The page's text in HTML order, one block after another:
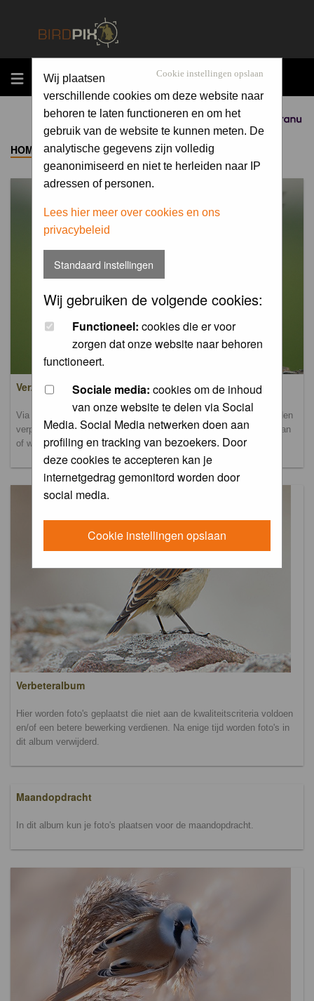
MENU
Sponsored by
Cookie instellingen opslaan
Wij plaatsen
verschillende cookies om deze website naar
behoren te laten functioneren en om het
gebruik van de website te kunnen meten. De
analytische gegevens zijn volledig
geanonimiseerd en niet te herleiden naar IP
adressen of personen.
Lees hier meer over cookies en ons
privacybeleid
Standaard instellingen
Wij gebruiken de volgende cookies:
Functioneel: cookies die er voor
zorgen dat onze website naar behoren
functioneert.
Sociale media: cookies om de inhoud
van onze website te delen via Social
Media. Social Media netwerken doen aan
profiling en tracking van bezoekers. Door
deze cookies te accepteren kan je
internetgedrag gemonitord worden door
social media.
Cookie instellingen opslaan
HOME ->ALBUM
Verzamel- en uploadalbum
Via dit album kun je foto's uploaden. Onderscheidende foto's worden
verplaatst naar de database-albums. Andere foto's blijven hier staan
of worden verplaatst naar het verbeteralbum.
Verbeteralbum
Hier worden foto's geplaatst die niet aan de kwaliteitscriteria voldoen
en/of een betere bewerking verdienen. Na enige tijd worden foto's in
dit album verwijderd.
Maandopdracht
In dit album kun je foto's plaatsen voor de maandopdracht.